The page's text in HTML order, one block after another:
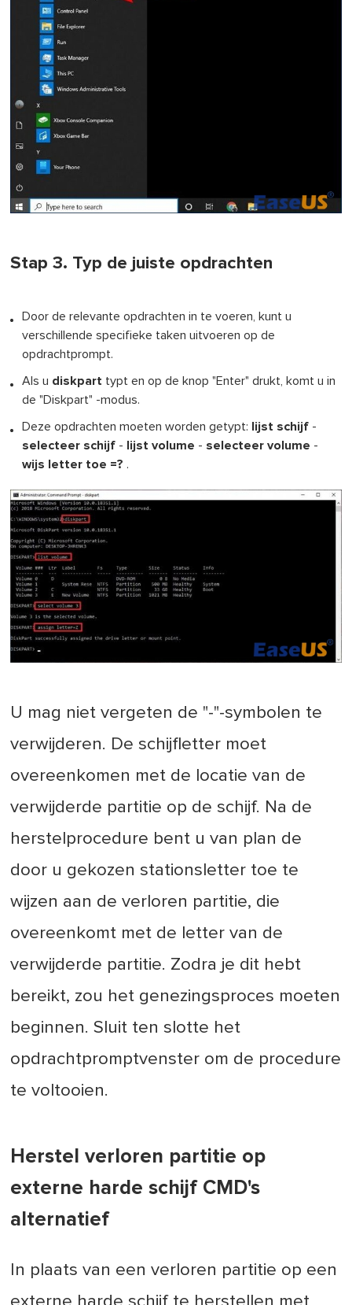
Stap 3. Typ de juiste opdrachten
Door de relevante opdrachten in te voeren, kunt u
verschillende specifieke taken uitvoeren op de
opdrachtprompt.
Als u diskpart typt en op de knop "Enter" drukt, komt u in
de "Diskpart" -modus.
Deze opdrachten moeten worden getypt: lijst schijf -
selecteer schijf - lijst volume - selecteer volume -
wijs letter toe =? .
U mag niet vergeten de "-"-symbolen te
verwijderen. De schijfletter moet
overeenkomen met de locatie van de
verwijderde partitie op de schijf. Na de
herstelprocedure bent u van plan de
door u gekozen stationsletter toe te
wijzen aan de verloren partitie, die
overeenkomt met de letter van de
verwijderde partitie. Zodra je dit hebt
bereikt, zou het genezingsproces moeten
beginnen. Sluit ten slotte het
opdrachtpromptvenster om de procedure
te voltooien.
Herstel verloren partitie op
externe harde schijf CMD's
alternatief
In plaats van een verloren partitie op een
externe harde schijf te herstellen met